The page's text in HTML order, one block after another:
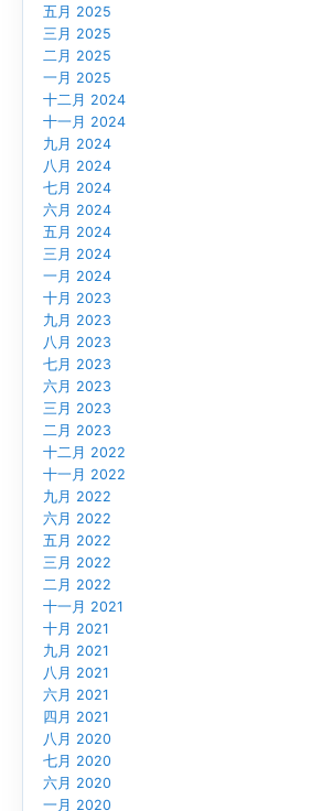
五月 2025
三月 2025
二月 2025
一月 2025
十二月 2024
十一月 2024
九月 2024
八月 2024
七月 2024
六月 2024
五月 2024
三月 2024
一月 2024
十月 2023
九月 2023
八月 2023
七月 2023
六月 2023
三月 2023
二月 2023
十二月 2022
十一月 2022
九月 2022
六月 2022
五月 2022
三月 2022
二月 2022
十一月 2021
十月 2021
九月 2021
八月 2021
六月 2021
四月 2021
八月 2020
七月 2020
六月 2020
一月 2020